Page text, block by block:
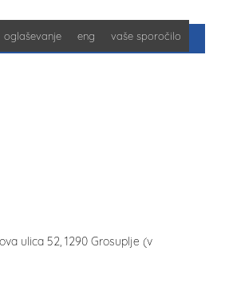
oglaševanje eng vaše sporočilo
ulica 52, 1290 Grosuplje (v